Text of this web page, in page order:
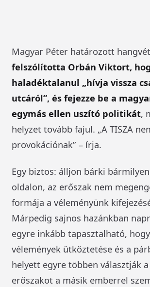
Magyar Péter határozott
felszólította Orbán Viktort,
haladéktalanul „hívja vissza
utcáról”, és fejezze be a
egymás ellen uszító politikát,
helyzet tovább fajul. „A TISZA
provokációnak” – írja.
Egy biztos: álljon bárki
oldalon, az erőszak nem
formája a véleményünk
Márpedig sajnos hazánkban
egyre inkább tapasztalható,
vélemények ütköztetése és a
helyett egyre többen választják
erőszakot a másik emberrel